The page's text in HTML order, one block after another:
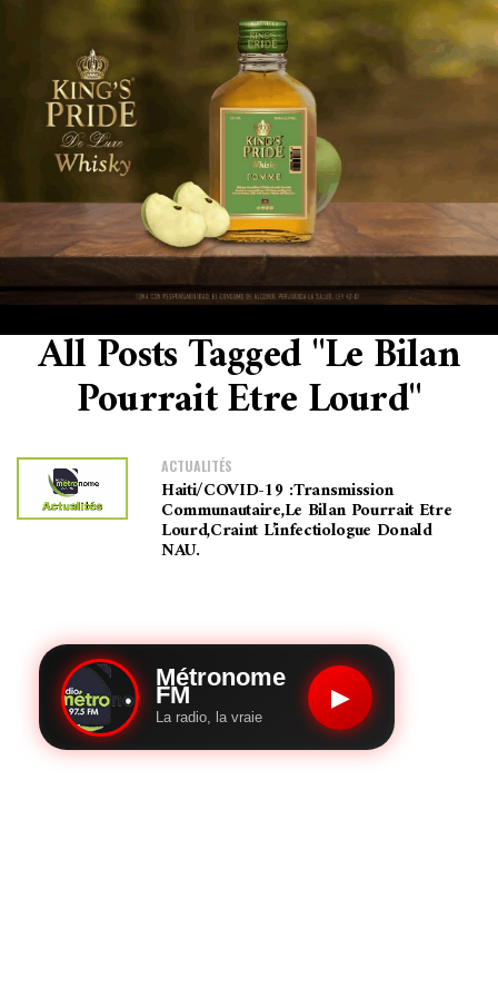
All Posts Tagged "le Bilan
Pourrait Etre Lourd"
ACTUALITÉS
Haiti/COVID-19 :Transmission
Communautaire,le Bilan Pourrait Etre
Lourd,craint L’infectiologue Donald
NAU.
Métronome
FM
La radio, la vraie
▶